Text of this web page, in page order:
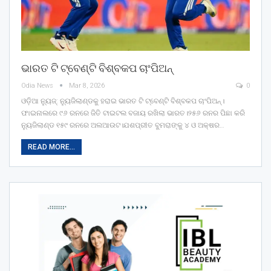
ଭାରତ ଟି ଟ୍ବେଣ୍ଟି ବିଶ୍ବକପ ଚାଂପିଅନ୍
Odia News Mar 8, 2026 0
ଓଡ଼ିଆ ନ୍ୟୁଜ୍: ନ୍ୟୁଜିଲାଣ୍ଡକୁ ହରାଇ ଭାରତ ଟି ଟ୍ବେଣ୍ଟି ବିଶ୍ବକପ ଚାଂପିଅନ୍।
ଫାଇନାଲରେ ୯୬ ରନରେ ଜିତି ଟାଇଟଲ ବଜାୟ ରଖିଲା ଭାରତ।୨୫୬ ରନର ପିଛା କରି
ନ୍ୟୁଜିଲାଣ୍ଡ ୧୫୯ ରନରେ ଅଲଆଉଟ।ଯଶପ୍ରୀତ ବୁମରାଙ୍କୁ ୪ ଓ ଅକ୍ଷର…
READ MORE...